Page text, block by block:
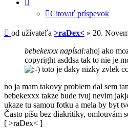
Citovať príspevok
Príspevok
od užívateľa >raDex< » 20.
bebekexxx napísal:ahoj ako
copyright asddsa tak to nie je
toto je daky nizky zvlek
no ja mam takovy problem dal sem
bebekexxx takze bude tvuj nevim
ukaze tu samou fotku a mela by byt
Často píšu bez diakritiky, omlouvám
[ >raDex< ]